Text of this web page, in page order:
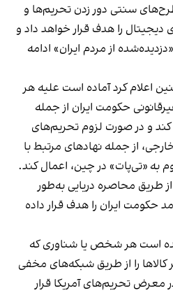
طرح‌های سنتی دور زدن تحریم‌ها و
دیجیتال را هدف قرار خواهد داد و
از مردم ایران» ادامه
اعلام کرد آماده است علیه هر
حکومت ایران از جمله
و در صورت لزوم تحریم‌های
از جمله نهادهای مرتبط با
به «تی‌پات» در چین، اعمال کند.
طریق محاصره دریایی به‌طور
حکومت ایران را هدف قرار داده
است هر شخص یا شناوری که
کالاها را از طریق شبکه‌های مخفی
معرض تحریم‌های آمریکا قرار